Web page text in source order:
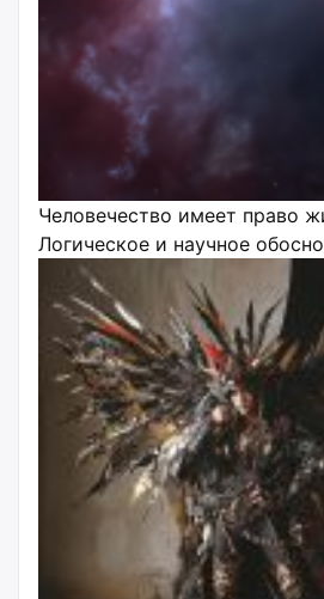
Человечество имеет право
Логическое и научное